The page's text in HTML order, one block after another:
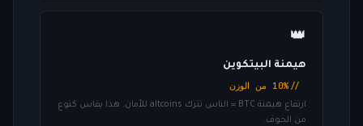
👑
هيمنة البيتكوين
// 10% من الوزن
ارتفاع هيمنة BTC = الناس تترك altcoins للأمان. هذا يقاس كنوع
من الخوف.